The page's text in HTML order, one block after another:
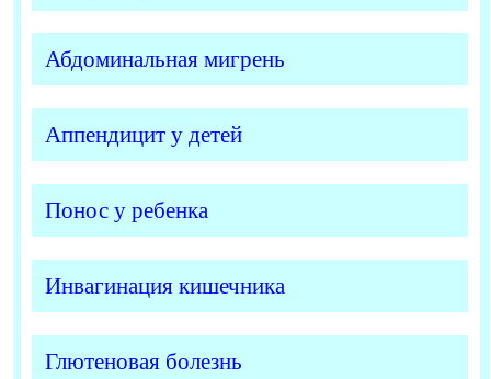
Абдоминальная мигрень
Аппендицит у детей
Понос у ребенка
Инвагинация кишечника
Глютеновая болезнь